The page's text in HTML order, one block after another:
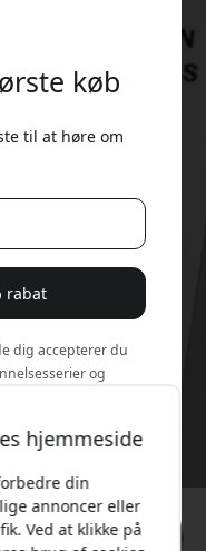
hjemmeside
din
annoncer eller
Ved at klikke på
køb
til at høre om
rabat
dig accepterer du
og
fuld pris.
at få 15% rabat.